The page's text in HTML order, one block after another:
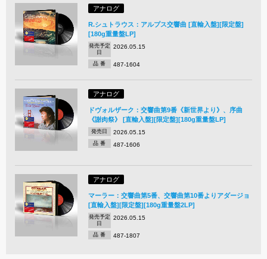
アナログ
R.シュトラウス：アルプス交響曲 [直輸入盤][限定盤]
[180g重量盤LP]
発売予定
日
2026.05.15
品 番 487-1604
アナログ
ドヴォルザーク：交響曲第9番《新世界より》、序曲
《謝肉祭》 [直輸入盤][限定盤][180g重量盤LP]
発売日 2026.05.15
品 番 487-1606
アナログ
マーラー：交響曲第5番、交響曲第10番よりアダージョ
[直輸入盤][限定盤][180g重量盤2LP]
発売予定
日
2026.05.15
品 番 487-1807